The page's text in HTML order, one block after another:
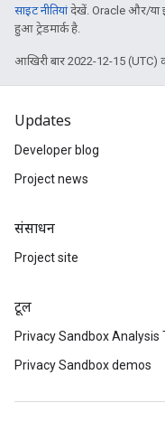
साइट नीतियांदेखें. Oracle और/या
हुआ ट्रेडमार्क है.
आखिरी बार 2022-12-15 (UTC)
Updates
Developer blog
Project news
संसाधन
Project site
टूल
Privacy Sandbox Analysis
Privacy Sandbox demos